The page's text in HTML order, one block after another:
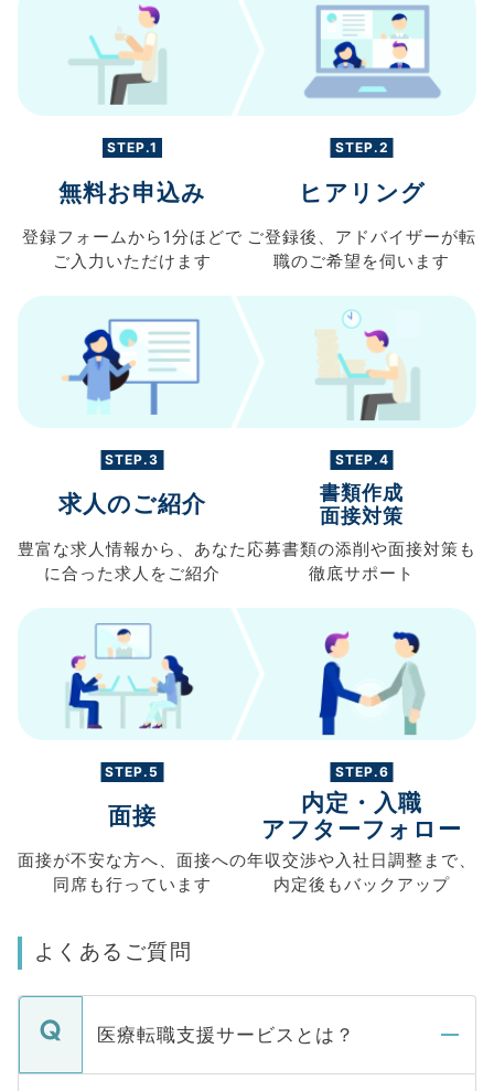
STEP.1
無料お申込み
登録フォームから 1分ほどで
ご入力 いただけます
STEP.2
ヒアリング
ご登録後、 アドバイザーが転
職のご希望を伺います
STEP.3
求人のご紹介
豊富な求人情報から、 あなた
に合った求人を ご紹介
STEP.4
書類作成
面接対策
応募書類の添削や面接対策も
徹底サポート
STEP.5
面接
面接が不安な方へ、 面接への
同席も行っています
STEP.6
内定・入職
アフターフォロー
年収交渉や入社日調整まで、
内定後もバックアップ
よくあるご質問
医療転職支援サービスとは？